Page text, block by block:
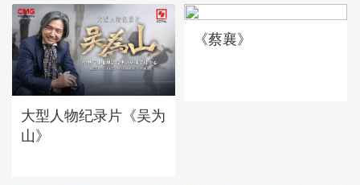
大型人物纪录片《吴为
山》
《蔡襄》